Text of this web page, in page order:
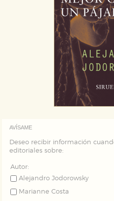
AVÍSAME
Deseo recibir información
editoriales sobre:
Autor:
Alejandro Jodorowsky
Marianne Costa